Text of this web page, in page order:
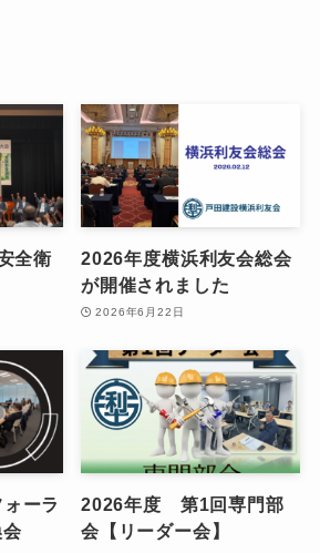
全衛
2026年度横浜利友会総会
が開催されました
2026年6月22日
ーラ
2026年度 第1回専門部
会【リーダー会】